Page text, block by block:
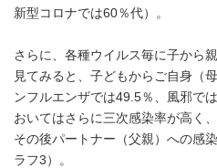
新型コロナでは60％代）。
さらに、各種ウイルス毎に子から
見てみると、子どもからご自身（
ンフルエンザでは49.5％、風邪で
おいてはさらに三次感染率が高く
その後パートナー（父親）への感
ラフ3）。